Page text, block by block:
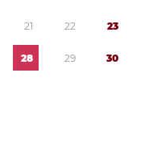
21 22 23
28 29 30